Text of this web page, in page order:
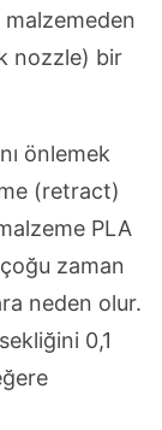
nozzle) bir
önlemek
(retract)
PLA
zaman
neden olur.
0,1